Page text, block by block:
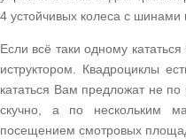
4 устойчивых колеса с шинами
Если всё таки одному
иструктором. Квадроциклы
кататься Вам предложат не
скучно, а по нескольким
посещением смотровых